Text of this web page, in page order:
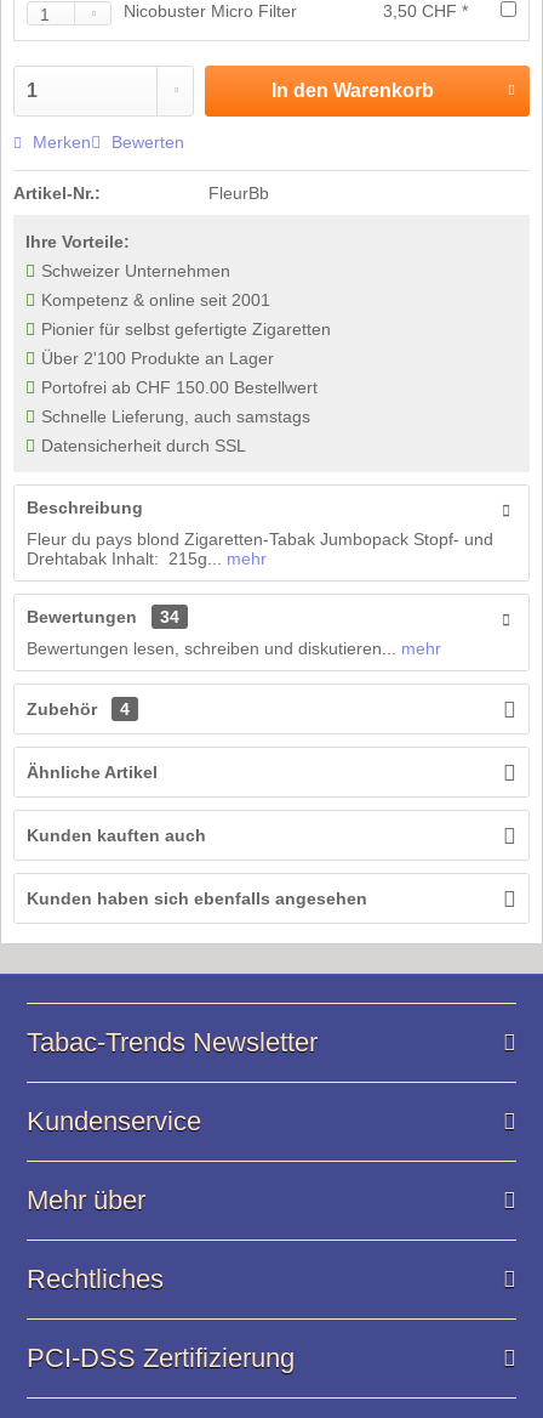
Nicobuster Micro Filter
3,50 CHF *
In den Warenkorb
Merken Bewerten
Artikel-Nr.: FleurBb
Ihre Vorteile:
Schweizer Unternehmen
Kompetenz & online seit 2001
Pionier für selbst gefertigte Zigaretten
Über 2'100 Produkte an Lager
Portofrei ab CHF 150.00 Bestellwert
Schnelle Lieferung, auch samstags
Datensicherheit durch SSL
Beschreibung
Fleur du pays blond Zigaretten-Tabak Jumbopack Stopf- und
Drehtabak Inhalt: 215g...
mehr
Bewertungen
34
Bewertungen lesen, schreiben und diskutieren...
mehr
Zubehör 4
Ähnliche Artikel
Kunden kauften auch
Kunden haben sich ebenfalls angesehen
Tabac-Trends Newsletter
Kundenservice
Mehr über
Rechtliches
PCI-DSS Zertifizierung